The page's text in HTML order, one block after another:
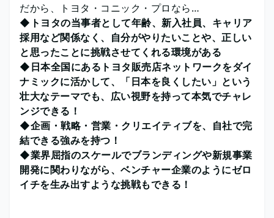
だから、トヨタ・コニック・プロなら…
◆トヨタの当事者として年齢、新入社員、キャリア
採用など関係なく、自分がやりたいことや、正しい
と思ったことに挑戦させてくれる環境がある
◆日本全国にあるトヨタ販売店ネットワークをダイ
ナミックに活かして、「日本を良くしたい」という
壮大なテーマでも、広い視野を持って本気でチャレ
ンジできる！
◆企画・戦略・営業・クリエイティブを、自社で完
結できる強みを持つ！
◆業界屈指のスケールでブランディングや新規事業
開発に関わりながら、ベンチャー企業のようにゼロ
イチを生み出すような挑戦もできる！